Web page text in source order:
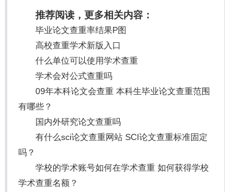
推荐阅读，更多相关内容：
毕业论文查重率结果P图
高校查重学术新版入口
什么单位可以使用学术查重
学术会对公式查重吗
09年本科论文会查重 本科生毕业论文查重范围
有哪些？
国内外研究论文查重吗
有什么sci论文查重网站 SCI论文查重标准固定
吗？
学校的学术账号如何在学术查重 如何获得学校
学术查重名额？